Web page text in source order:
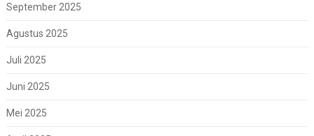
September 2025
Agustus 2025
Juli 2025
Juni 2025
Mei 2025